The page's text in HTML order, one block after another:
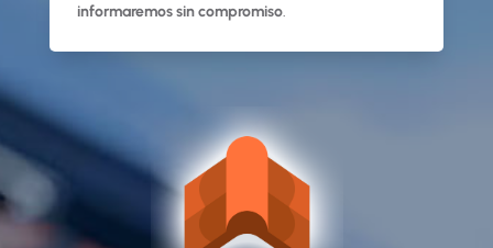
informaremos sin compromiso.